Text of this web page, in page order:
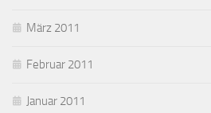
März 2011
Februar 2011
Januar 2011